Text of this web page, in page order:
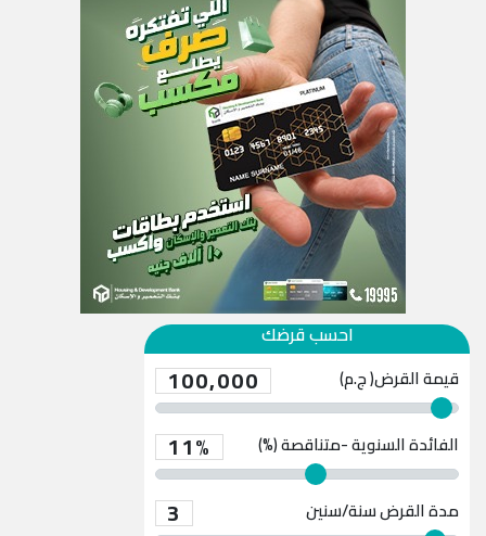
احسب قرضك
قيمة القرض( ج.م) 100,000
الفائدة السنوية -متناقصة (%) 11%
مدة القرض 3 سنة/سنين